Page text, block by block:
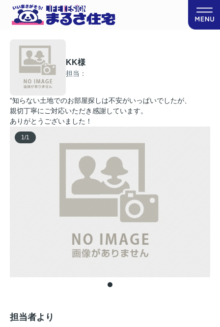
KK様
担当：
"知らない土地でのお部屋探しは不安がいっぱいでしたが、
親切丁寧にご対応いただき感謝しています。
ありがとうございました！
1/1
担当者より